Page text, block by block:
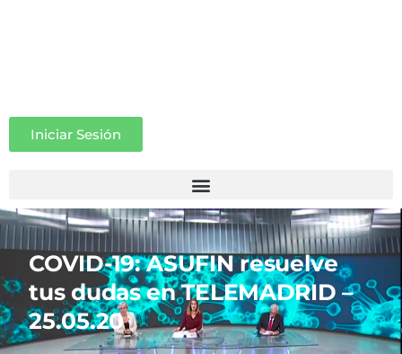
Iniciar Sesión
COVID-19: ASUFIN resuelve
tus dudas en TELEMADRID –
25.05.20